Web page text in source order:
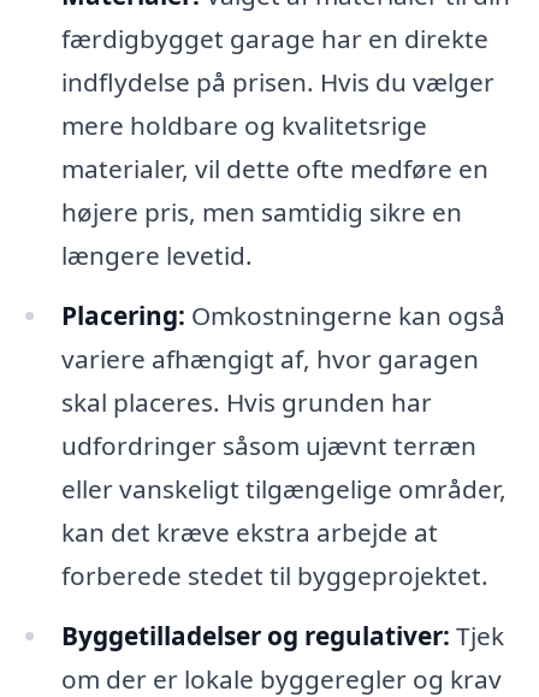
færdigbygget garage har en direkte
indflydelse på prisen. Hvis du vælger
mere holdbare og kvalitetsrige
materialer, vil dette ofte medføre en
højere pris, men samtidig sikre en
længere levetid.
Placering: Omkostningerne kan også
variere afhængigt af, hvor garagen
skal placeres. Hvis grunden har
udfordringer såsom ujævnt terræn
eller vanskeligt tilgængelige områder,
kan det kræve ekstra arbejde at
forberede stedet til byggeprojektet.
Byggetilladelser og regulativer: Tjek
om der er lokale byggeregler og krav